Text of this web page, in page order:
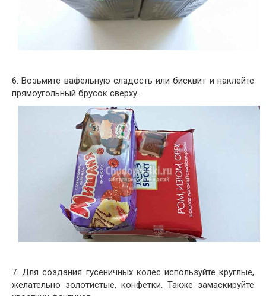
6. Возьмите вафельную сладость или бисквит и наклейте
прямоугольный брусок сверху.
7. Для создания гусеничных колес используйте круглые,
желательно золотистые, конфетки. Также замаскируйте